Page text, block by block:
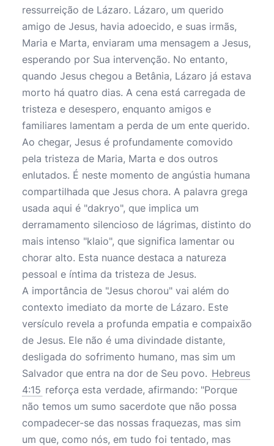
ressurreição de Lázaro. Lázaro, um querido
amigo de Jesus, havia adoecido, e suas irmãs,
Maria e Marta, enviaram uma mensagem a Jesus,
esperando por Sua intervenção. No entanto,
quando Jesus chegou a Betânia, Lázaro já estava
morto há quatro dias. A cena está carregada de
tristeza e desespero, enquanto amigos e
familiares lamentam a perda de um ente querido.
Ao chegar, Jesus é profundamente comovido
pela tristeza de Maria, Marta e dos outros
enlutados. É neste momento de angústia humana
compartilhada que Jesus chora. A palavra grega
usada aqui é "dakryo", que implica um
derramamento silencioso de lágrimas, distinto do
mais intenso "klaio", que significa lamentar ou
chorar alto. Esta nuance destaca a natureza
pessoal e íntima da tristeza de Jesus.
A importância de "Jesus chorou" vai além do
contexto imediato da morte de Lázaro. Este
versículo revela a profunda empatia e compaixão
de Jesus. Ele não é uma divindade distante,
desligada do sofrimento humano, mas sim um
Salvador que entra na dor de Seu povo. Hebreus
4:15 reforça esta verdade, afirmando: "Porque
não temos um sumo sacerdote que não possa
compadecer-se das nossas fraquezas, mas sim
um que, como nós, em tudo foi tentado, mas